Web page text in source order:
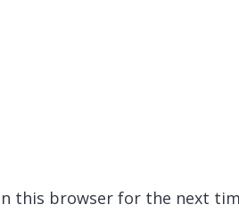
this browser for the next